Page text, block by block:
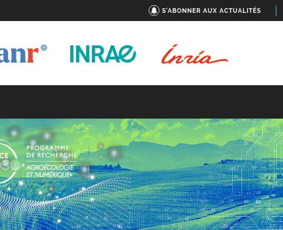
S'ABONNER AUX ACTUALITÉS